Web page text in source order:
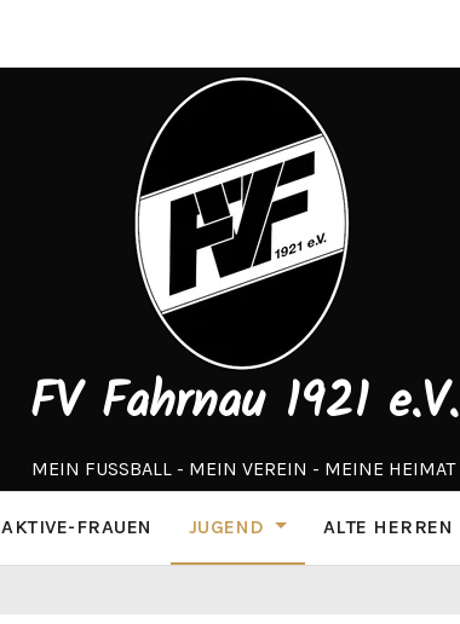
FV Fahrnau 1921 e.V.
MEIN FUSSBALL - MEIN VEREIN - MEINE HEIMAT
AKTIVE-FRAUEN JUGEND ALTE HERREN